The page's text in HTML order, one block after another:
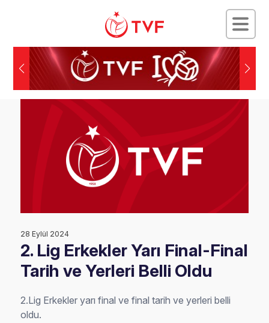
28 Eylül 2024
2. Lig Erkekler Yarı Final-Final
Tarih ve Yerleri Belli Oldu
2.Lig Erkekler yarı final ve final tarih ve yerleri belli
oldu.